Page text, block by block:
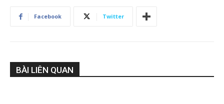
Facebook Twitter
BÀI LIÊN QUAN